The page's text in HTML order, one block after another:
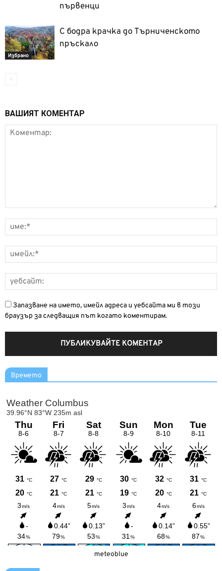
първенци
Избрано
С бодра крачка до Търниченското
пръскало
ВАШИЯТ КОМЕНТАР
Запазване на името, имейл адреса и уебсайта ми в този
браузър за следващия път когато коментирам.
Времето
meteoblue